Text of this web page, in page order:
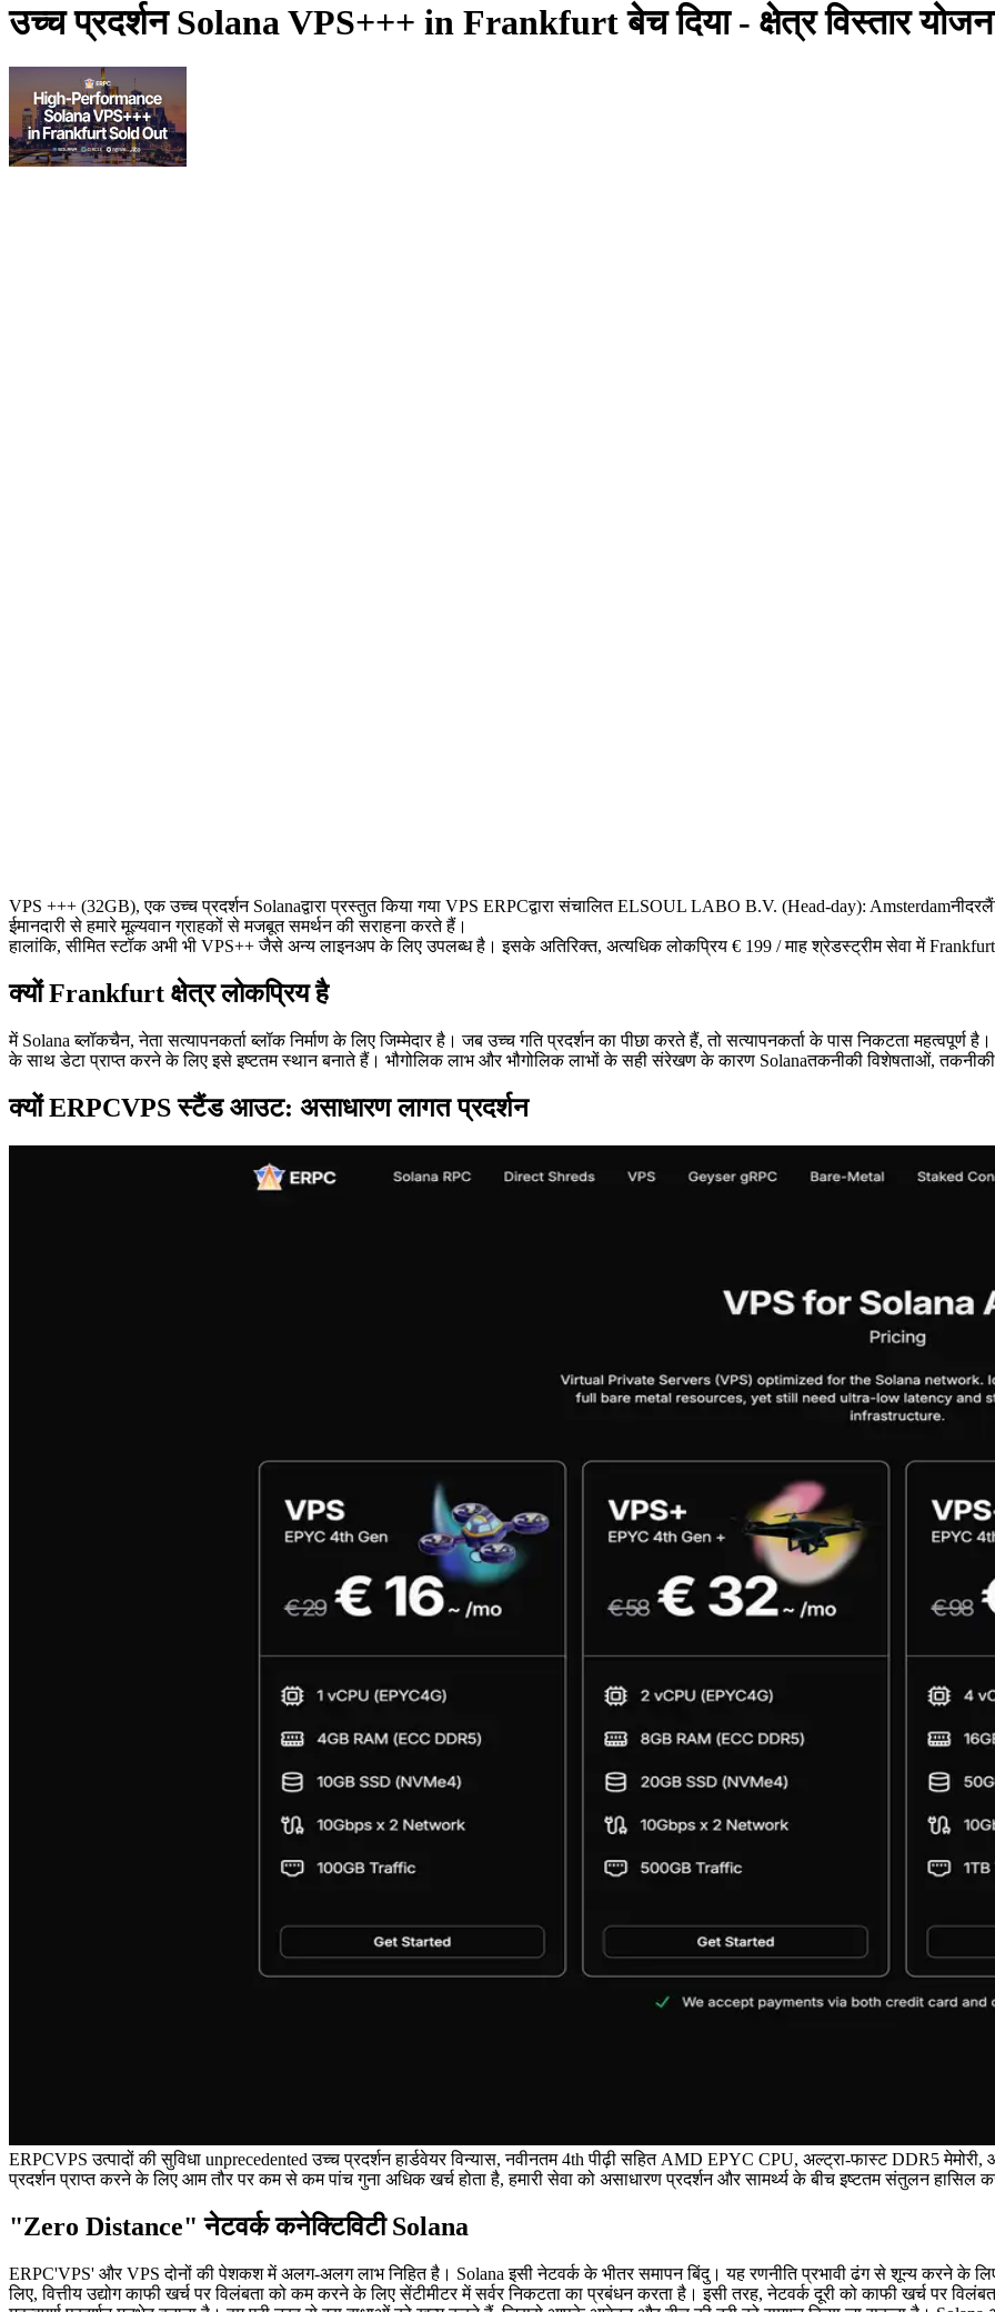
उच्च प्रदर्शन Solana VPS+++ in Frankfurt बेच दिया - क्षेत्र विस्तार
VPS +++ (32GB), एक उच्च प्रदर्शन Solanaद्वारा प्रस्तुत किया गया VPS ERPCद्वारा संचालित ELSOUL LABO B.V. (Head-day):
ईमानदारी से हमारे मूल्यवान ग्राहकों से मजबूत समर्थन की सराहना करते हैं।
हालांकि, सीमित स्टॉक अभी भी VPS++ जैसे अन्य लाइनअप के लिए उपलब्ध है। इसके अतिरिक्त, अत्यधिक लोकप्रिय € 199 / माह श्रेडस्ट्रीम सेवा में
क्यों Frankfurt क्षेत्र लोकप्रिय है
में Solana ब्लॉकचैन, नेता सत्यापनकर्ता ब्लॉक निर्माण के लिए जिम्मेदार है। जब उच्च गति प्रदर्शन का पीछा करते हैं, तो सत्यापनकर्ता के पास निकटता महत्वपूर्ण
के साथ डेटा प्राप्त करने के लिए इसे इष्टतम स्थान बनाते हैं। भौगोलिक लाभ और भौगोलिक लाभों के सही संरेखण के कारण Solanaतकनीकी विशेषताओं,
क्यों ERPCVPS स्टैंड आउट: असाधारण लागत प्रदर्शन
ERPCVPS उत्पादों की सुविधा unprecedented उच्च प्रदर्शन हार्डवेयर विन्यास, नवीनतम 4th पीढ़ी सहित AMD EPYC CPU, अल्ट्रा-फास्ट DDR5
प्रदर्शन प्राप्त करने के लिए आम तौर पर कम से कम पांच गुना अधिक खर्च होता है, हमारी सेवा को असाधारण प्रदर्शन और सामर्थ्य के बीच इष्टतम संतुलन हासिल
"Zero Distance" नेटवर्क कनेक्टिविटी Solana
ERPC'VPS' और VPS दोनों की पेशकश में अलग-अलग लाभ निहित है। Solana इसी नेटवर्क के भीतर समापन बिंदु। यह रणनीति प्रभावी ढंग से शून्य करने के
लिए, वित्तीय उद्योग काफी खर्च पर विलंबता को कम करने के लिए सेंटीमीटर में सर्वर निकटता का प्रबंधन करता है। इसी तरह, नेटवर्क दूरी को काफी खर्च पर